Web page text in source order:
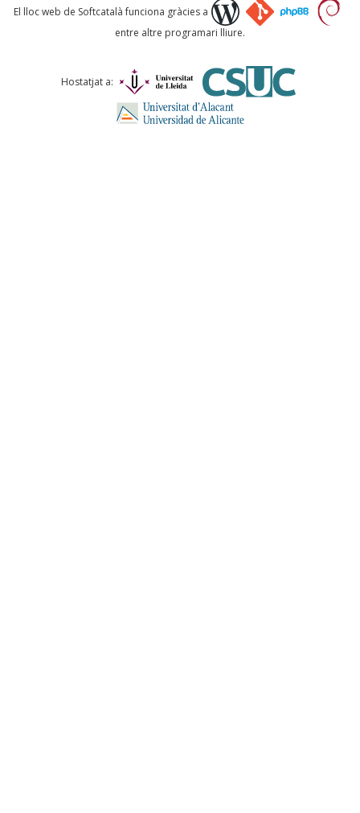
Què proposeu?
Comentari *
El lloc web de Softcatalà funciona gràcies a
entre altre programari lliure.
Hostatjat a: